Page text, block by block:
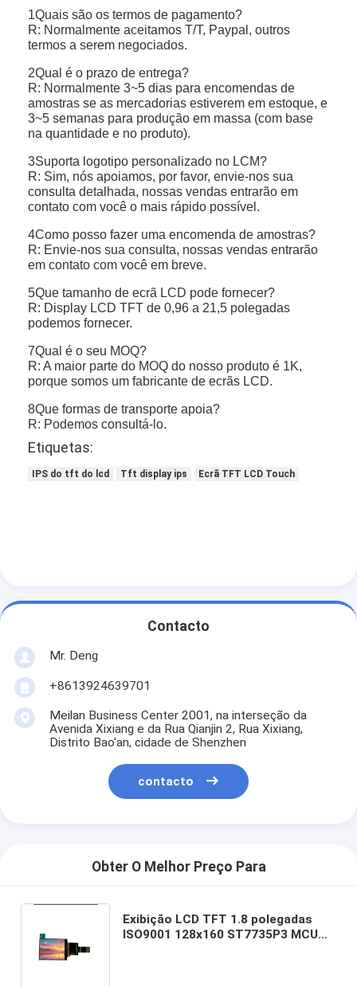
1Quais são os termos de pagamento?
R: Normalmente aceitamos T/T, Paypal, outros
termos a serem negociados.
2Qual é o prazo de entrega?
R: Normalmente 3~5 dias para encomendas de
amostras se as mercadorias estiverem em estoque, e
3~5 semanas para produção em massa (com base
na quantidade e no produto).
3Suporta logotipo personalizado no LCM?
R: Sim, nós apoiamos, por favor, envie-nos sua
consulta detalhada, nossas vendas entrarão em
contato com você o mais rápido possível.
4Como posso fazer uma encomenda de amostras?
R: Envie-nos sua consulta, nossas vendas entrarão
em contato com você em breve.
5Que tamanho de ecrã LCD pode fornecer?
R: Display LCD TFT de 0,96 a 21,5 polegadas
podemos fornecer.
7Qual é o seu MOQ?
R: A maior parte do MOQ do nosso produto é 1K,
porque somos um fabricante de ecrãs LCD.
8Que formas de transporte apoia?
R: Podemos consultá-lo.
Etiquetas:
IPS do tft do lcd Tft display ips Ecrã TFT LCD Touch
Contacto
Mr. Deng
+8613924639701
Meilan Business Center 2001, na interseção da
Avenida Xixiang e da Rua Qianjin 2, Rua Xixiang,
Distrito Bao'an, cidade de Shenzhen
contacto
Obter O Melhor Preço Para
Exibição LCD TFT 1.8 polegadas
ISO9001 128x160 ST7735P3 MCU